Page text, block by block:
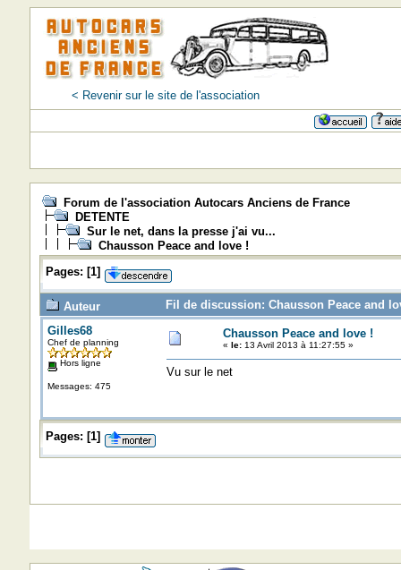
< Revenir sur le site de l'association
Forum de l'association Autocars Anciens de France
DETENTE
Sur le net, dans la presse j'ai vu...
Chausson Peace and love !
Pages: [1]
Auteur
Fil de discussion: Chausson Peace and
Gilles68
Chef de planning
Hors ligne
Messages: 475
Chausson Peace and love !
« le:13 Avril 2013 à 11:27:55 »
Vu sur le net
Pages: [1]